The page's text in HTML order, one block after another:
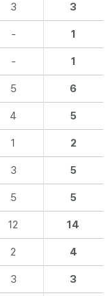
3 3
- 1
- 1
5 6
4 5
1 2
3 5
5 5
12 14
2 4
3 3